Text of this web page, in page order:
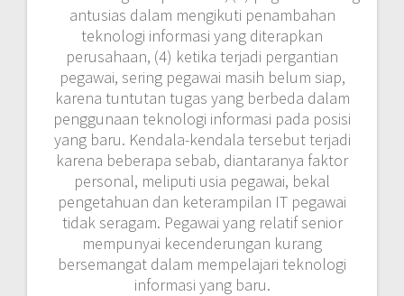
antusias dalam mengikuti penambahan
teknologi informasi yang diterapkan
perusahaan, (4) ketika terjadi pergantian
pegawai, sering pegawai masih belum siap,
karena tuntutan tugas yang berbeda dalam
penggunaan teknologi informasi pada posisi
yang baru. Kendala-kendala tersebut terjadi
karena beberapa sebab, diantaranya faktor
personal, meliputi usia pegawai, bekal
pengetahuan dan keterampilan IT pegawai
tidak seragam. Pegawai yang relatif senior
mempunyai kecenderungan kurang
bersemangat dalam mempelajari teknologi
informasi yang baru.